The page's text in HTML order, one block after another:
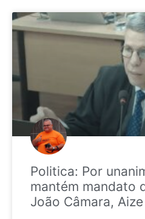
Politica: Por
mantém mandato
João Câmara,